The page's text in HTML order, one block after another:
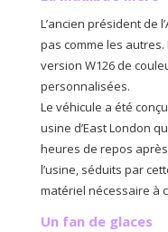
L’ancien président de
pas comme les autres.
version W126 de
personnalisées.
Le véhicule a été
usine d’East London
heures de repos
l’usine, séduits par
matériel nécessaire à
Un fan de glaces